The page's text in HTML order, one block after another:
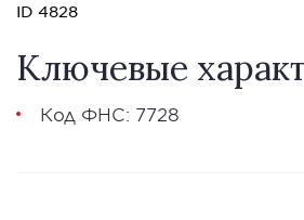
ID 4828
Ключевые
Код ФНС: 7728